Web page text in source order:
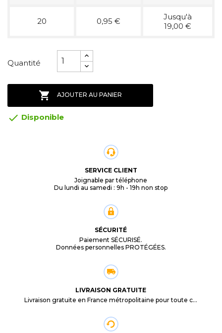
20 0,95 €
Jusqu'à
19,00 €
Quantité
 AJOUTER AU PANIER
 Disponible
SERVICE CLIENT
Joignable par téléphone
Du lundi au samedi : 9h - 19h non stop
SÉCURITÉ
Paiement SÉCURISÉ.
Données personnelles PROTÉGÉES.
LIVRAISON GRATUITE
Livraison gratuite en France métropolitaine pour toute commande supérieure à 29,90€.